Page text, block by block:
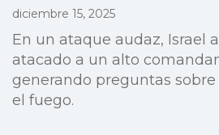
diciembre 15, 2025
En un ataque audaz, Israel
atacado a un alto
generando preguntas
el fuego.